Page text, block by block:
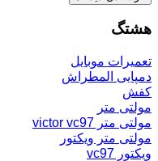
هشتگ
تعمیرات موبایل
دمپایی المطراش
کفش
مولتی متر
مولتی متر victor vc97
مولتی متر ویکتور
ویکتور vc97